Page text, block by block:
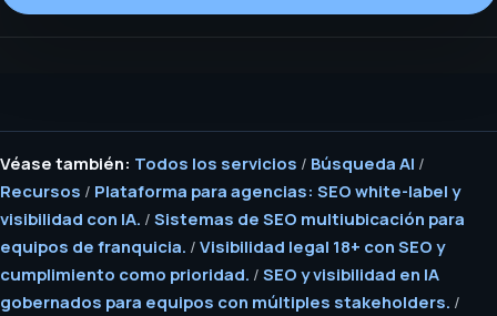
Véase también: Todos los servicios / Búsqueda AI /
Recursos / Plataforma para agencias: SEO white-label y
visibilidad con IA. / Sistemas de SEO multiubicación para
equipos de franquicia. / Visibilidad legal 18+ con SEO y
cumplimiento como prioridad. / SEO y visibilidad en IA
gobernados para equipos con múltiples stakeholders. /